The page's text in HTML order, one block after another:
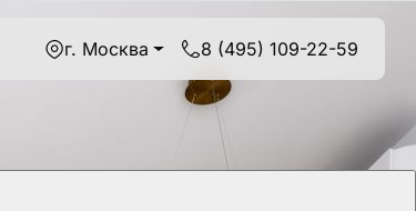
г. Москва 8 (495) 109-22-59